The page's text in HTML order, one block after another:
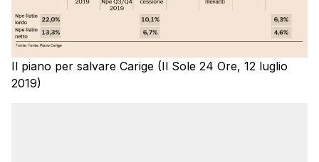
Il piano per salvare Carige (Il Sole 24 Ore, 12 luglio
2019)